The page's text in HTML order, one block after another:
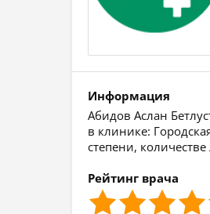
Информация
Абидов Аслан
в клинике:
степени,
Рейтинг врача